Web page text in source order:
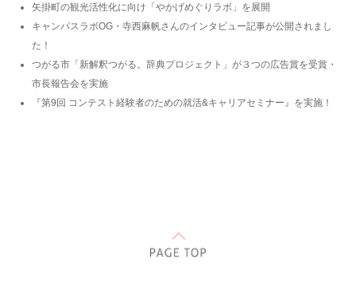
矢掛町の観光活性化に向け「やかげめぐりラボ」を展開
キャンパスラボOG・寺西麻帆さんのインタビュー記事が公開されまし
た！
つがる市「新解釈つがる。辞典プロジェクト」が３つの広告賞を受賞・
市長報告会を実施
『第9回 コンテスト経験者のための就活&キャリアセミナー』を実施！